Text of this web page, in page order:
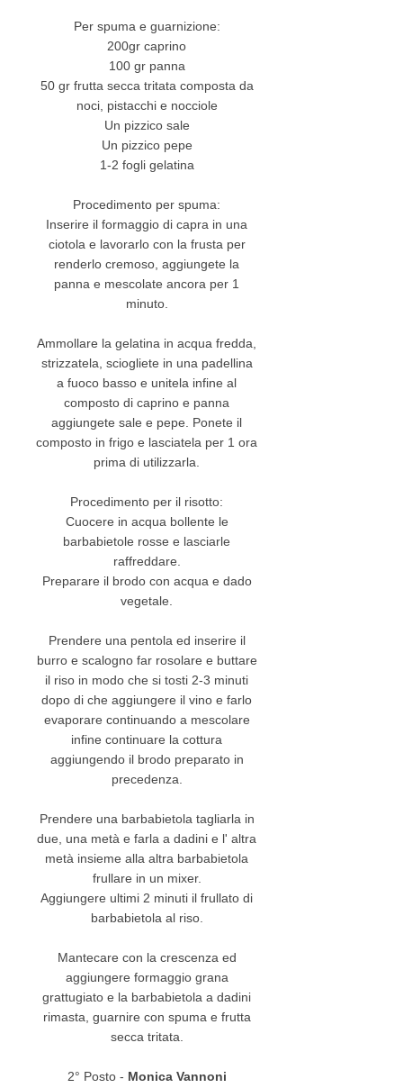
Per spuma e guarnizione:
200gr caprino
100 gr panna
50 gr frutta secca tritata composta da
noci, pistacchi e nocciole
Un pizzico sale
Un pizzico pepe
1-2 fogli gelatina
Procedimento per spuma:
Inserire il formaggio di capra in una
ciotola e lavorarlo con la frusta per
renderlo cremoso, aggiungete la
panna e mescolate ancora per 1
minuto.
Ammollare la gelatina in acqua fredda,
strizzatela, sciogliete in una padellina
a fuoco basso e unitela infine al
composto di caprino e panna
aggiungete sale e pepe. Ponete il
composto in frigo e lasciatela per 1 ora
prima di utilizzarla.
Procedimento per il risotto:
Cuocere in acqua bollente le
barbabietole rosse e lasciarle
raffreddare.
Preparare il brodo con acqua e dado
vegetale.
Prendere una pentola ed inserire il
burro e scalogno far rosolare e buttare
il riso in modo che si tosti 2-3 minuti
dopo di che aggiungere il vino e farlo
evaporare continuando a mescolare
infine continuare la cottura
aggiungendo il brodo preparato in
precedenza.
Prendere una barbabietola tagliarla in
due, una metà e farla a dadini e l' altra
metà insieme alla altra barbabietola
frullare in un mixer.
Aggiungere ultimi 2 minuti il frullato di
barbabietola al riso.
Mantecare con la crescenza ed
aggiungere formaggio grana
grattugiato e la barbabietola a dadini
rimasta, guarnire con spuma e frutta
secca tritata.
2° Posto - Monica Vannoni